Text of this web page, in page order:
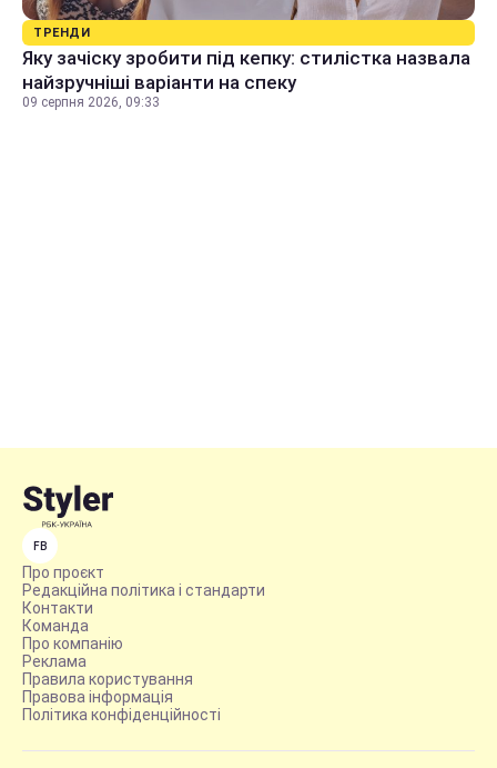
ТРЕНДИ
Яку зачіску зробити під кепку: стилістка назвала
найзручніші варіанти на спеку
09 серпня 2026, 09:33
FB
Про проєкт
Редакційна політика і стандарти
Контакти
Команда
Про компанію
Реклама
Правила користування
Правова інформація
Політика конфіденційності